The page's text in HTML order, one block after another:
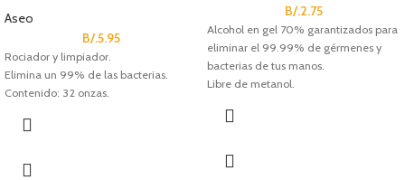
Aseo
B/.5.95
Rociador y limpiador.
Elimina un 99% de las bacterias.
Contenido: 32 onzas.
B/.2.75
Alcohol en gel 70% garantizados para
eliminar el 99.99% de gérmenes y
bacterias de tus manos.
Libre de metanol.